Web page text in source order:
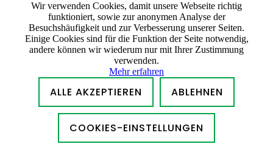
Wir verwenden Cookies, damit unsere Webseite richtig
funktioniert, sowie zur anonymen Analyse der
Besuchshäufigkeit und zur Verbesserung unserer Seiten.
Einige Cookies sind für die Funktion der Seite notwendig,
andere können wir wiederum nur mit Ihrer Zustimmung
verwenden.
Mehr erfahren
ALLE AKZEPTIEREN ABLEHNEN
COOKIES-EINSTELLUNGEN